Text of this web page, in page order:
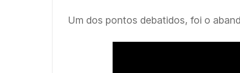
Um dos pontos debatidos, foi o